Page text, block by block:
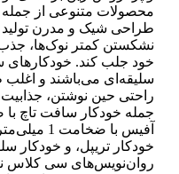
محصولات متنوعی از جمله
طراحی شیک و مدرن تولید
نشکستن کمتر نوک‌ها،
خود جلب کند. خودکارهای
سلیقه‌ای می‌باشند و اغلب
راحتی حین نوشتن، جذابیت
خودکار تریپل، و خودکار سلفی با
روان‌نویس‌های سی کلاس